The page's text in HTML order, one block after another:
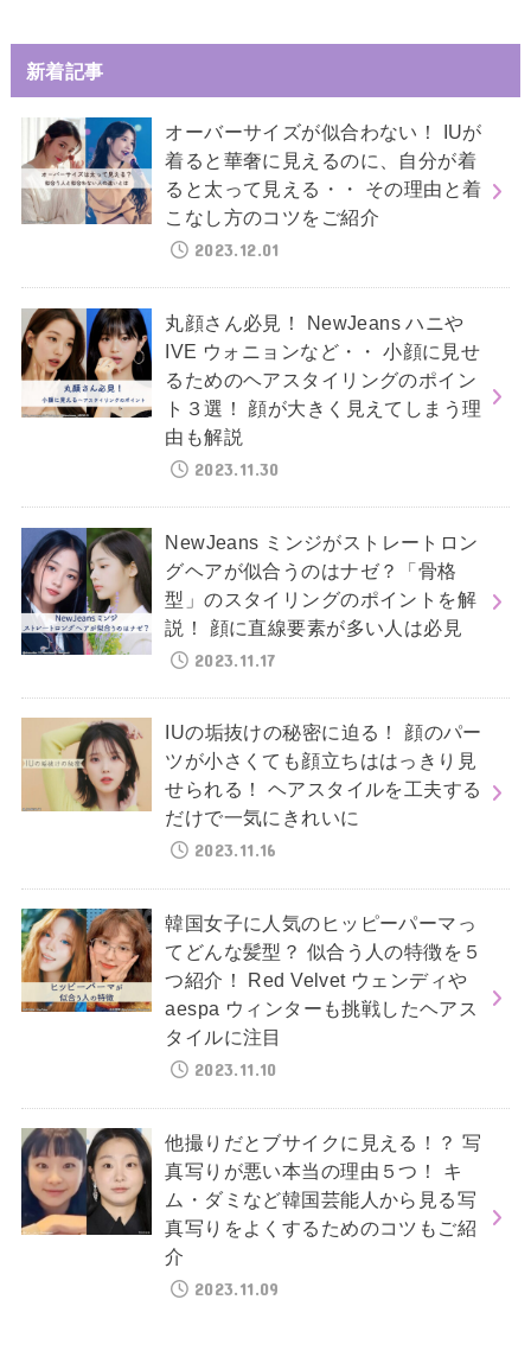
新着記事
オーバーサイズが似合わない！ IUが
着ると華奢に見えるのに、自分が着
ると太って見える・・ その理由と着
こなし方のコツをご紹介
2023.12.01
丸顔さん必見！ NewJeans ハニや
IVE ウォニョンなど・・ 小顔に見せ
るためのヘアスタイリングのポイン
ト３選！ 顔が大きく見えてしまう理
由も解説
2023.11.30
NewJeans ミンジがストレートロン
グヘアが似合うのはナゼ？「骨格
型」のスタイリングのポイントを解
説！ 顔に直線要素が多い人は必見
2023.11.17
IUの垢抜けの秘密に迫る！ 顔のパー
ツが小さくても顔立ちははっきり見
せられる！ ヘアスタイルを工夫する
だけで一気にきれいに
2023.11.16
韓国女子に人気のヒッピーパーマっ
てどんな髪型？ 似合う人の特徴を５
つ紹介！ Red Velvet ウェンディや
aespa ウィンターも挑戦したヘアス
タイルに注目
2023.11.10
他撮りだとブサイクに見える！？ 写
真写りが悪い本当の理由５つ！ キ
ム・ダミなど韓国芸能人から見る写
真写りをよくするためのコツもご紹
介
2023.11.09